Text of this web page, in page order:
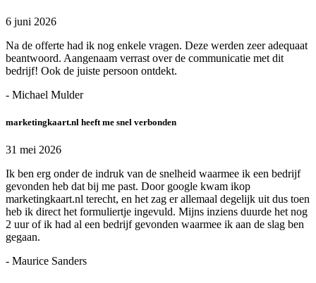
6 juni 2026
Na de offerte had ik nog enkele vragen. Deze werden zeer adequaat
beantwoord. Aangenaam verrast over de communicatie met dit
bedrijf! Ook de juiste persoon ontdekt.
- Michael Mulder
marketingkaart.nl heeft me snel verbonden
31 mei 2026
Ik ben erg onder de indruk van de snelheid waarmee ik een bedrijf
gevonden heb dat bij me past. Door google kwam ikop
marketingkaart.nl terecht, en het zag er allemaal degelijk uit dus toen
heb ik direct het formuliertje ingevuld. Mijns inziens duurde het nog
2 uur of ik had al een bedrijf gevonden waarmee ik aan de slag ben
gegaan.
- Maurice Sanders